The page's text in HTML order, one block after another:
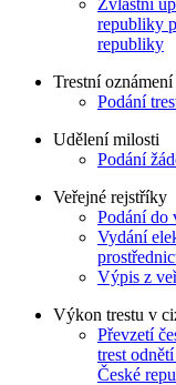
republiky
republiky
Trestní oznámení
Podání
Udělení milosti
Podání
Veřejné rejstříky
Podání do
Vydání
Výpis z
Výkon trestu v
Převzetí
trest
České